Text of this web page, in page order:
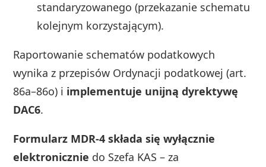
standaryzowanego (przekazanie schematu
kolejnym korzystającym).
Raportowanie schematów podatkowych
wynika z przepisów Ordynacji podatkowej (art.
86a–86o) i implementuje unijną dyrektywę
DAC6.
Formularz MDR‑4 składa się wyłącznie
elektronicznie do Szefa KAS – za